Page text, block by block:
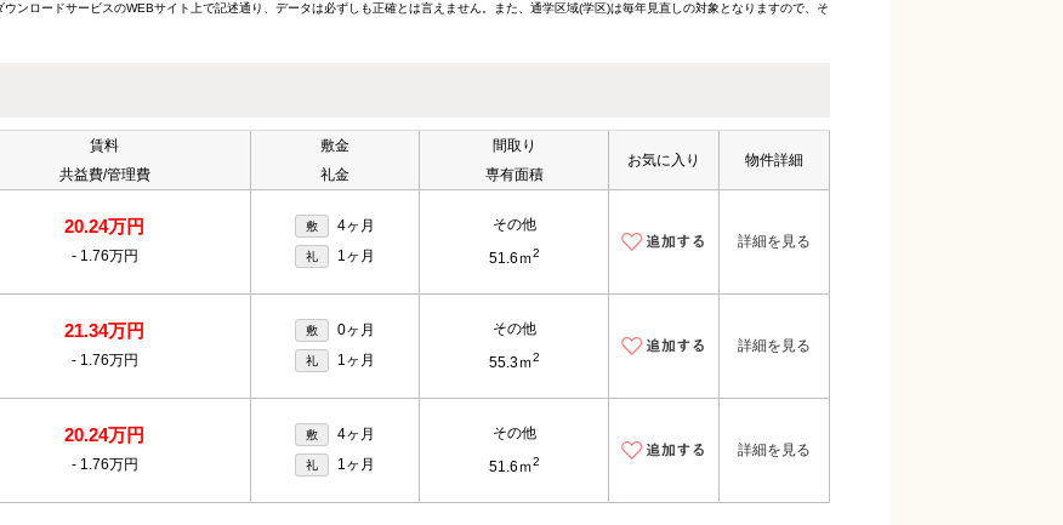
ンロードサービスのWEBサイト上で記述通り、データは必ずしも正確とは言えません。また、通学区域(学区)は毎年見直しの対象となりますので、そ
賃料
共益費/管理費
敷金
礼金
間取り
専有面積
お気に入り 物件詳細
20.24万円
- 1.76万円
敷 4ヶ月
礼 1ヶ月
その他
51.6ｍ2
詳細を見る
21.34万円
- 1.76万円
敷 0ヶ月
礼 1ヶ月
その他
55.3ｍ2
詳細を見る
20.24万円
- 1.76万円
敷 4ヶ月
礼 1ヶ月
その他
51.6ｍ2
詳細を見る